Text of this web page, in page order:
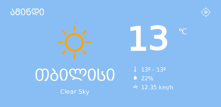
ამინდი
თბილისი
Clear Sky
13 ℃
13º - 13º
22%
12.35 km/h